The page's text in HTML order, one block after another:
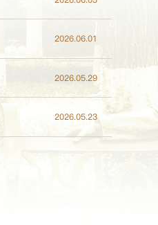
2026.06.01
2026.05.29
2026.05.23